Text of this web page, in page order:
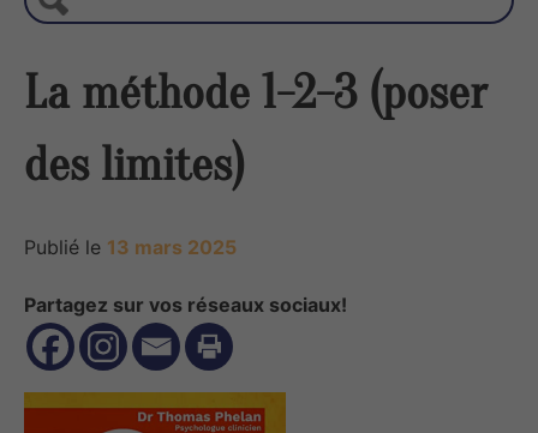
h
r
c
e
La méthode 1-2-3 (poser
des limites)
Publié le 13 mars 2025
Partagez sur vos réseaux sociaux!